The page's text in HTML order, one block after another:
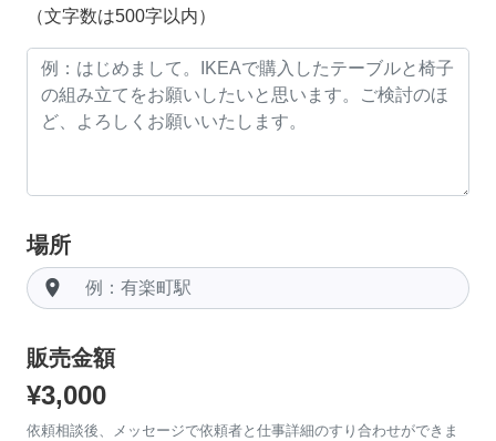
（文字数は500字以内）
場所
room
販売金額
¥3,000
依頼相談後、メッセージで依頼者と仕事詳細のすり合わせができま